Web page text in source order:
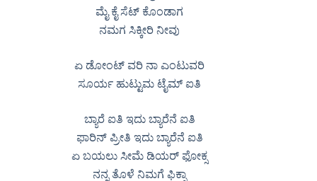
ಮೈ ಕೈ ಸೆಟ್ ಕೊಂಡಾಗ
ನಮಗ ಸಿಕ್ಕೀರಿ ನೀವು
ಏ ಡೋಂಟ್ ವರಿ ನಾ ಎಂಟುವರಿ
ಸೂರ್ಯ ಹುಟ್ಟುಮ ಟೈಮ್ ಐತಿ
ಬ್ಯಾರೆ ಐತಿ ಇದು ಬ್ಯಾರೆನೆ ಐತಿ
ಫಾರಿನ್ ಪ್ರೀತಿ ಇದು ಬ್ಯಾರೆನೆ ಐತಿ
ಏ ಬಯಲು ಸೀಮೆ ಡಿಯರ್ ಫೋಕ್ಸ
ನನ್ನ ತೊಳೆ ನಿಮಗೆ ಫಿಕ್ಸಾ